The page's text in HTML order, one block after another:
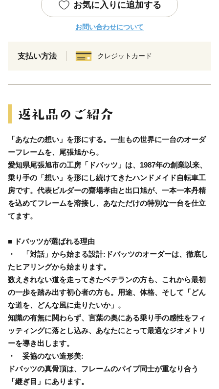
お気に入りに追加する
お問い合わせについて
支払い方法 クレジットカード
「あなたの想い」を形にする。一生もの世界に一台のオーダ
ーフレームを、尾張旭から。
愛知県尾張旭市の工房「ドバッツ」は、1987年の創業以来、
乗り手の「想い」を形にし続けてきたハンドメイド自転車工
房です。代表ビルダーの齋場孝由と出口旭が、一本一本丹精
を込めてフレームを溶接し、あなただけの特別な一台を仕立
てます。
■ ドバッツが選ばれる理由
・ 「対話」から始まる設計:ドバッツのオーダーは、徹底し
たヒアリングから始まります。
数えきれない道を走ってきたベテランの方も、これから最初
の一歩を踏み出す初心者の方も。用途、体格、そして「どん
な道を、どんな風に走りたいか」。
知識の有無に関わらず、言葉の奥にある乗り手の感性をフィ
ッティングに落とし込み、あなたにとって最適なジオメトリ
ーを導き出します。
・ 妥協のない造形美:
ドバッツの真骨頂は、フレームのパイプ同士が重なり合う
「継ぎ目」にあります。